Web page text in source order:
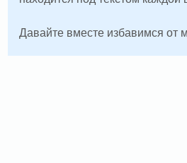
Давайте вместе избавимся от